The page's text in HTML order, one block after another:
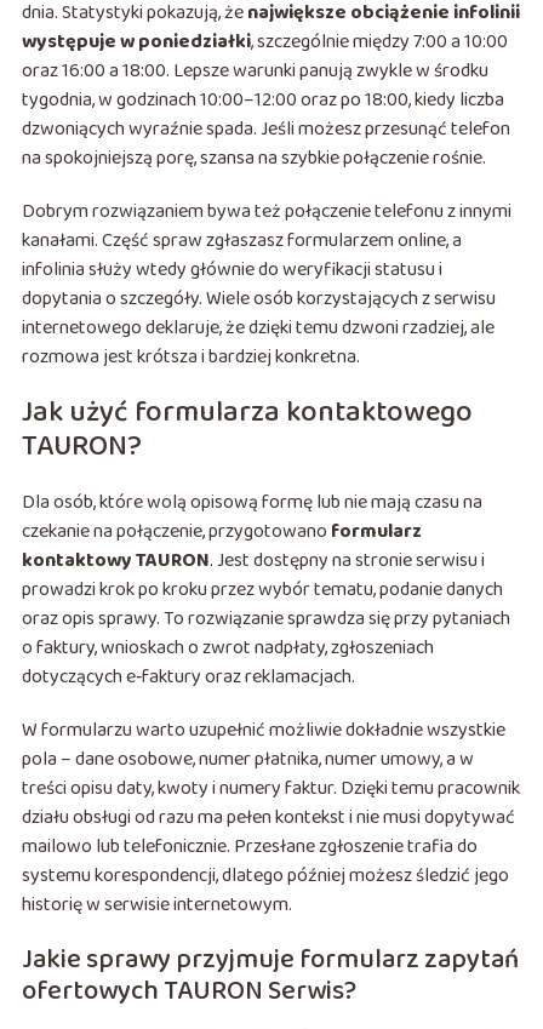
dnia. Statystyki pokazują, żenajwiększe obciążenie infolinii
występuje w poniedziałki, szczególnie między 7:00 a 10:00
oraz 16:00 a 18:00. Lepsze warunki panują zwykle w środku
tygodnia, w godzinach 10:00–12:00 oraz po 18:00, kiedy liczba
dzwoniących wyraźnie spada. Jeśli możesz przesunąć telefon
na spokojniejszą porę, szansa na szybkie połączenie rośnie.
Dobrym rozwiązaniem bywa też połączenie telefonu z innymi
kanałami. Część spraw zgłaszasz formularzem online, a
infolinia służy wtedy głównie do weryfikacji statusu i
dopytania o szczegóły. Wiele osób korzystających z serwisu
internetowego deklaruje, że dzięki temu dzwoni rzadziej, ale
rozmowa jest krótsza i bardziej konkretna.
Jak użyć formularza kontaktowego
TAURON?
Dla osób, które wolą opisową formę lub nie mają czasu na
czekanie na połączenie, przygotowano formularz
kontaktowy TAURON. Jest dostępny na stronie serwisu i
prowadzi krok po kroku przez wybór tematu, podanie danych
oraz opis sprawy. To rozwiązanie sprawdza się przy pytaniach
o faktury, wnioskach o zwrot nadpłaty, zgłoszeniach
dotyczących e‑faktury oraz reklamacjach.
W formularzu warto uzupełnić możliwie dokładnie wszystkie
pola – dane osobowe, numer płatnika, numer umowy, a w
treści opisu daty, kwoty i numery faktur. Dzięki temu pracownik
działu obsługi od razu ma pełen kontekst i nie musi dopytywać
mailowo lub telefonicznie. Przesłane zgłoszenie trafia do
systemu korespondencji, dlatego później możesz śledzić jego
historię w serwisie internetowym.
Jakie sprawy przyjmuje formularz zapytań
ofertowych TAURON Serwis?